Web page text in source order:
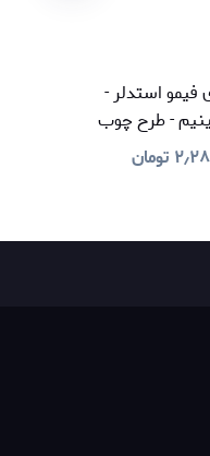
فیمو استدلر -
- طرح چوب
تومان